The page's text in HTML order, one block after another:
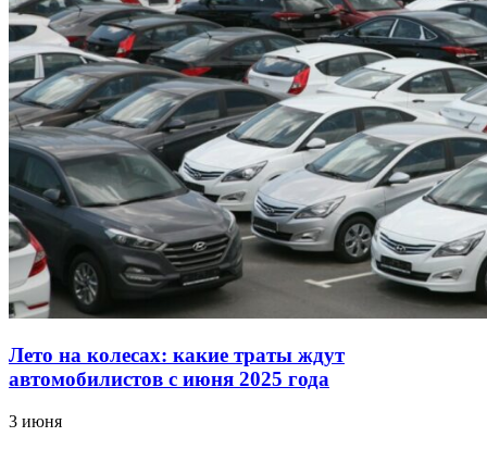
Лето на колесах: какие траты ждут
автомобилистов с июня 2025 года
3 июня